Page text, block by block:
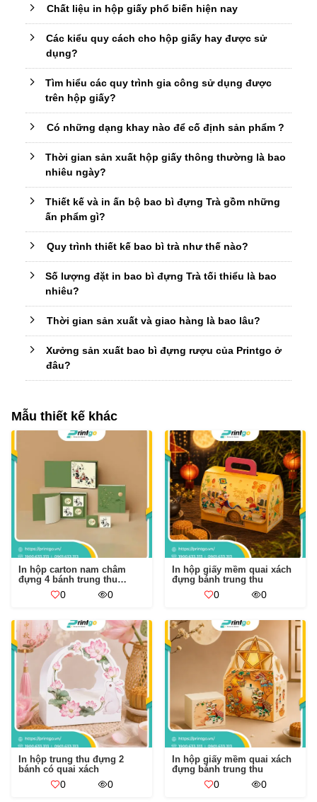
Chất liệu in hộp giấy phổ biến hiện nay
Các kiểu quy cách cho hộp giấy hay được sử
dụng?
Tìm hiểu các quy trình gia công sử dụng được
trên hộp giấy?
Có những dạng khay nào để cố định sản phẩm ?
Thời gian sản xuất hộp giấy thông thường là bao
nhiêu ngày?
Thiết kế và in ấn bộ bao bì đựng Trà gồm những
ấn phẩm gì?
Quy trình thiết kế bao bì trà như thế nào?
Số lượng đặt in bao bì đựng Trà tối thiểu là bao
nhiêu?
Thời gian sản xuất và giao hàng là bao lâu?
Xưởng sản xuất bao bì đựng rượu của Printgo ở
đâu?
Mẫu thiết kế khác
In hộp carton nam châm
đựng 4 bánh trung thu
Thanh Trúc0 0
In hộp giấy mềm quai xách
đựng bánh trung thu
0 0
In hộp trung thu đựng 2
bánh có quai xách
0 0
In hộp giấy mềm quai xách
đựng bánh trung thu
0 0